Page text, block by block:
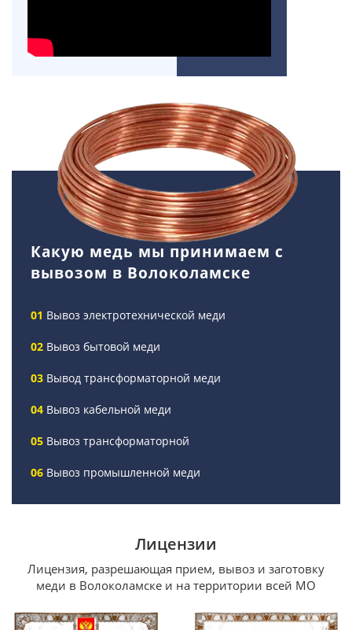
Какую медь мы принимаем с
вывозом в Волоколамске
Вывоз электротехнической меди
Вывоз бытовой меди
Вывод трансформаторной меди
Вывоз кабельной меди
Вывоз трансформаторной
Вывоз промышленной меди
Лицензии
Лицензия, разрешающая прием, вывоз и заготовку
меди в Волоколамске и на территории всей МО